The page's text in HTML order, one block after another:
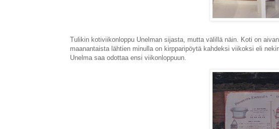
Tulikin kotiviikonloppu Unelman sijasta, mutta välillä näin. Koti on
maanantaista lähtien minulla on kirpparipöytä kahdeksi viikoksi eli
Unelma saa odottaa ensi viikonloppuun.